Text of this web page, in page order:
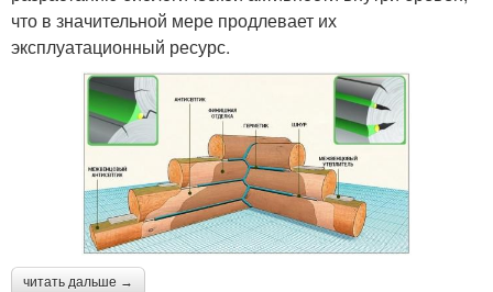
что в значительной мере продлевает их
эксплуатационный ресурс.
читать дальше →